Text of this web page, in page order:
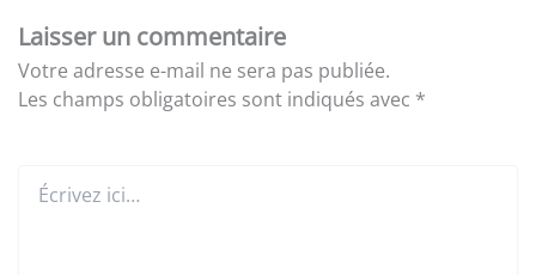
Laisser un commentaire
Votre adresse e-mail ne sera pas publiée.
Les champs obligatoires sont indiqués avec *
ici…